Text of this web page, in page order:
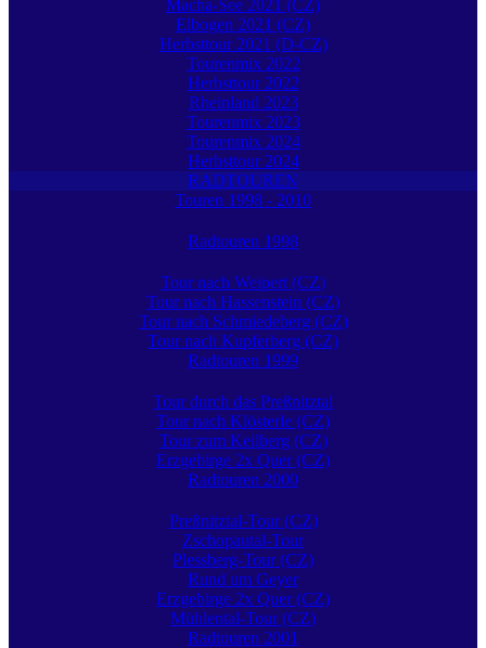
Macha-See 2021 (CZ)
Elbogen 2021 (CZ)
Herbsttour 2021 (D-CZ)
Tourenmix 2022
Herbsttour 2022
Rheinland 2023
Tourenmix 2023
Tourenmix 2024
Herbsttour 2024
RADTOUREN
Touren 1998 - 2010
Radtouren 1998
Tour nach Weipert (CZ)
Tour nach Hassenstein (CZ)
Tour nach Schmiedeberg (CZ)
Tour nach Kupferberg (CZ)
Radtouren 1999
Tour durch das Preßnitztal
Tour nach Klösterle (CZ)
Tour zum Keilberg (CZ)
Erzgebirge 2x Quer (CZ)
Radtouren 2000
Preßnitztal-Tour (CZ)
Zschopautal-Tour
Plessberg-Tour (CZ)
Rund um Geyer
Erzgebirge 2x Quer (CZ)
Mühlental-Tour (CZ)
Radtouren 2001